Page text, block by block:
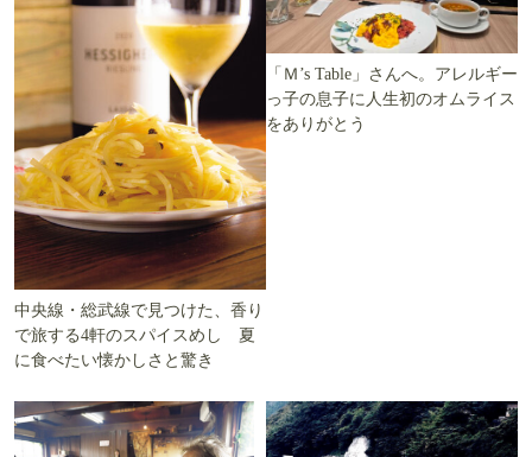
中央線・総武線で見つけた、香り
で旅する4軒のスパイスめし 夏
に食べたい懐かしさと驚き
「Ｍ’s Table」さんへ。アレルギー
っ子の息子に人生初のオムライス
をありがとう